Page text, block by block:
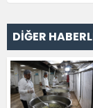
DİĞER